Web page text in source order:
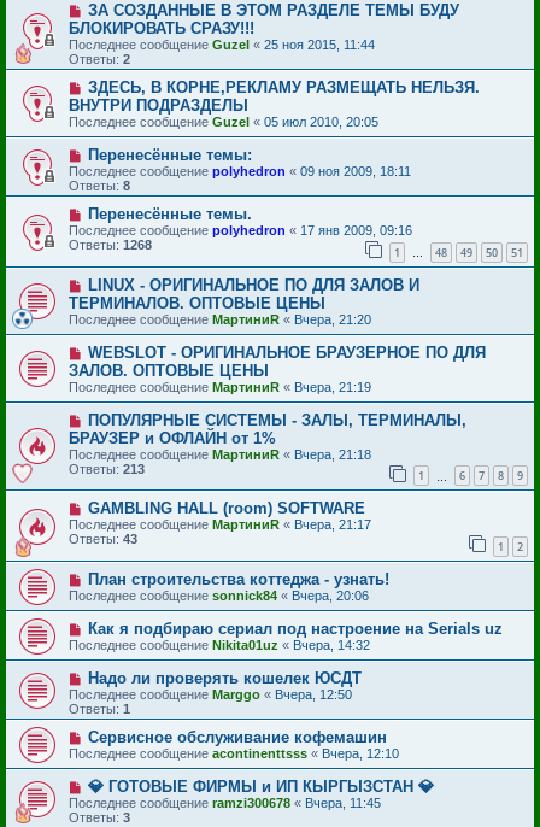
ЗА СОЗДАННЫЕ В ЭТОМ РАЗДЕЛЕ ТЕМЫ БУДУ
БЛОКИРОВАТЬ СРАЗУ!!!
Последнее сообщение Guzel « 25 ноя 2015, 11:44
Ответы: 2
ЗДЕСЬ, В КОРНЕ,РЕКЛАМУ РАЗМЕЩАТЬ НЕЛЬЗЯ.
ВНУТРИ ПОДРАЗДЕЛЫ
Последнее сообщение Guzel « 05 июл 2010, 20:05
Перенесённые темы:
Последнее сообщение polyhedron « 09 ноя 2009, 18:11
Ответы: 8
Перенесённые темы.
Последнее сообщение polyhedron « 17 янв 2009, 09:16
Ответы: 1268 1 … 48 49 50 51
LINUX - ОРИГИНАЛЬНОЕ ПО ДЛЯ ЗАЛОВ И
ТЕРМИНАЛОВ. ОПТОВЫЕ ЦЕНЫ
Последнее сообщение МартиниR « Вчера, 21:20
WEBSLOT - ОРИГИНАЛЬНОЕ БРАУЗЕРНОЕ ПО ДЛЯ
ЗАЛОВ. ОПТОВЫЕ ЦЕНЫ
Последнее сообщение МартиниR « Вчера, 21:19
ПОПУЛЯРНЫЕ СИСТЕМЫ - ЗАЛЫ, ТЕРМИНАЛЫ,
БРАУЗЕР и ОФЛАЙН от 1%
Последнее сообщение МартиниR « Вчера, 21:18
Ответы: 213 1 6 7 8 9
GAMBLING HALL (room) SOFTWARE
Последнее сообщение МартиниR « Вчера, 21:17
Ответы: 43 1 2
План строительства коттеджа - узнать!
Последнее сообщение sonnick84 « Вчера, 20:06
Как я подбираю сериал под настроение на Serials uz
Последнее сообщение Nikita01uz « Вчера, 14:32
Надо ли проверять кошелек ЮСДТ
Последнее сообщение Marggo « Вчера, 12:50
Ответы: 1
Сервисное обслуживание кофемашин
Последнее сообщение acontinenttsss « Вчера, 12:10
💎 ГОТОВЫЕ ФИРМЫ и ИП КЫРГЫЗСТАН 💎
Последнее сообщение ramzi300678 « Вчера, 11:45
Ответы: 3